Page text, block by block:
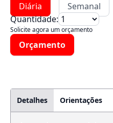
Diária Semanal
Quantidade:
Solicite agora um orçamento
Orçamento
Detalhes Orientações